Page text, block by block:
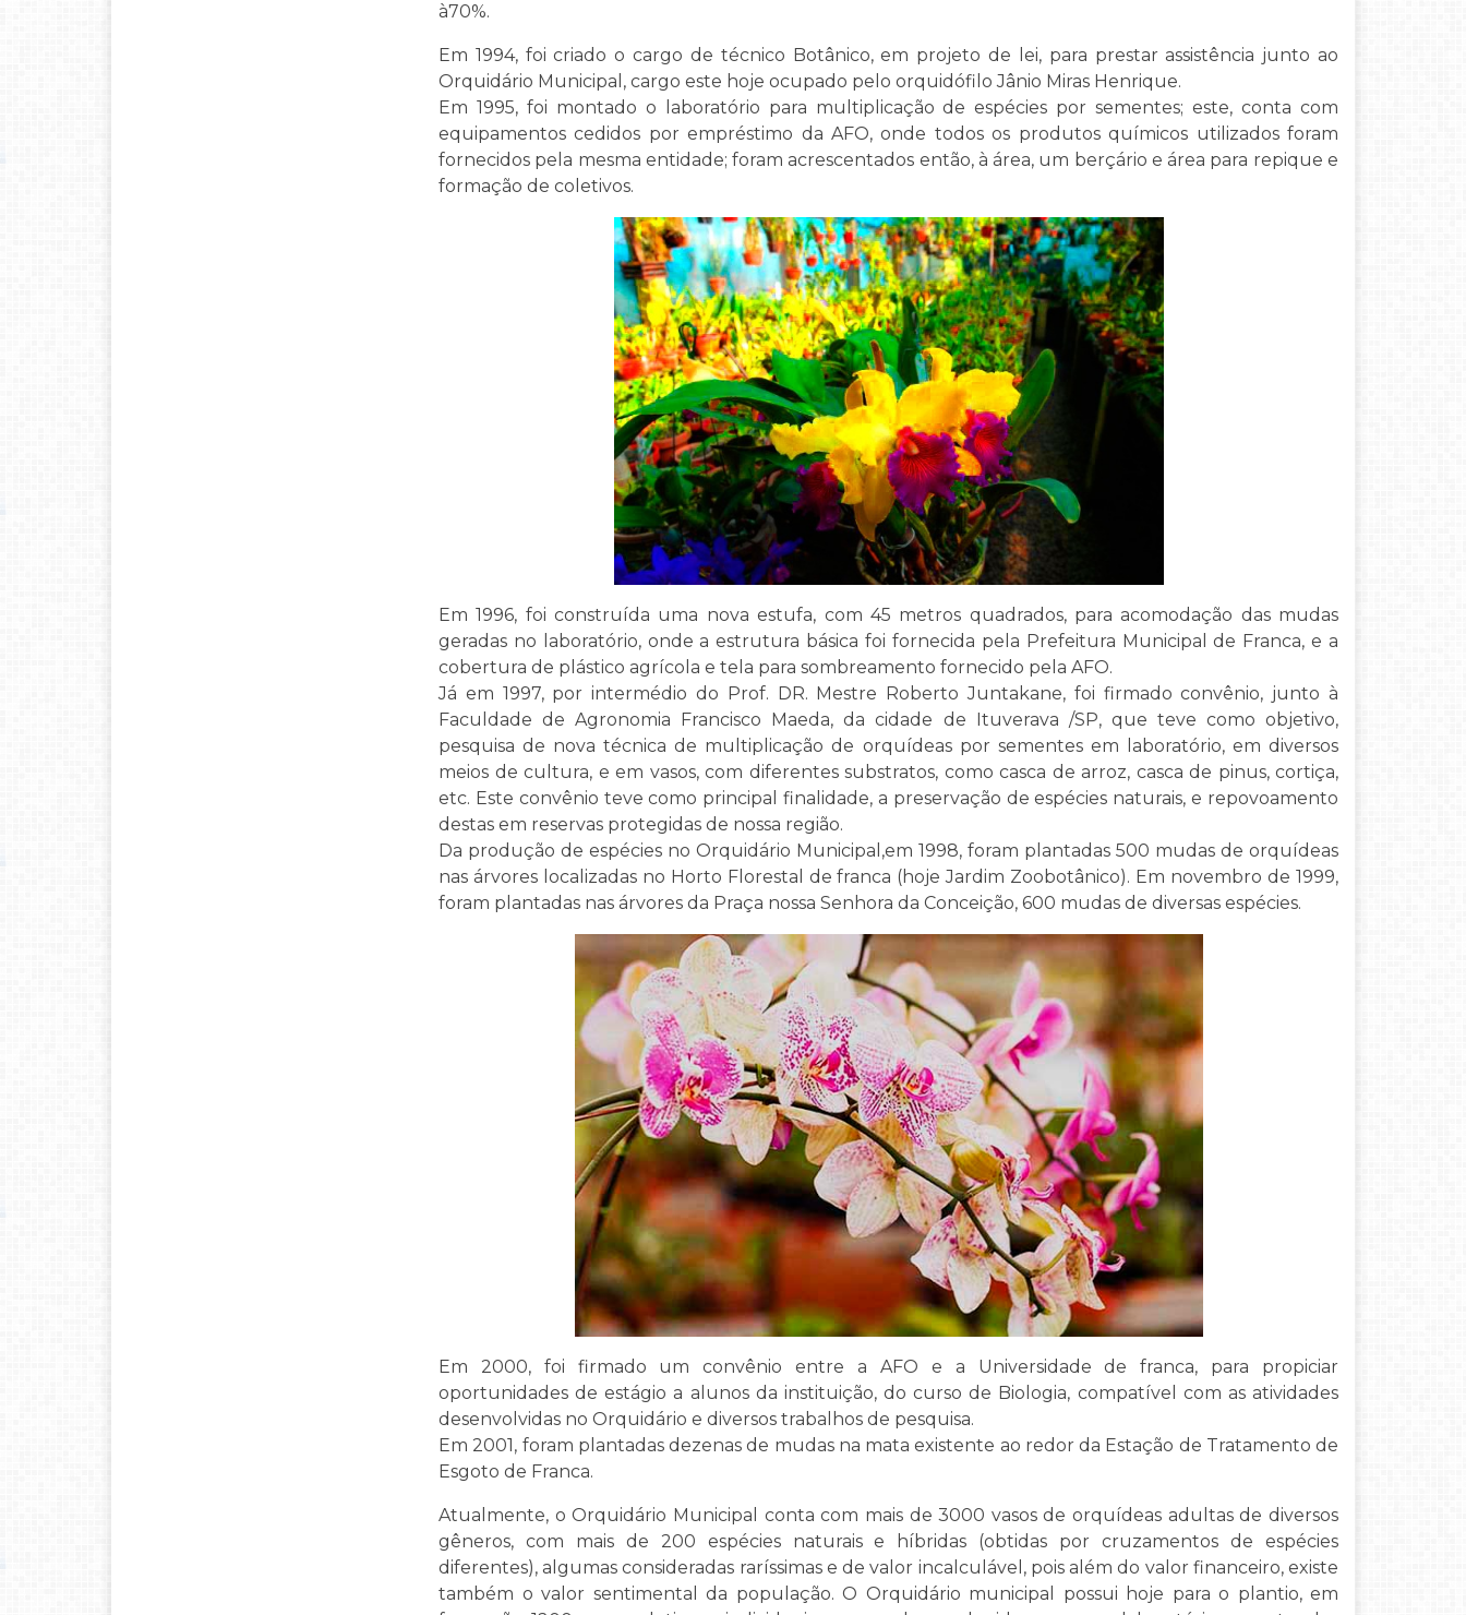
à70%.
Em 1994, foi criado o cargo de técnico Botânico, em projeto de lei, para prestar assistência junto ao
Orquidário Municipal, cargo este hoje ocupado pelo orquidófilo Jânio Miras Henrique.
Em 1995, foi montado o laboratório para multiplicação de espécies por sementes; este, conta com
equipamentos cedidos por empréstimo da AFO, onde todos os produtos químicos utilizados foram
fornecidos pela mesma entidade; foram acrescentados então, à área, um berçário e área para repique e
formação de coletivos.
Em 1996, foi construída uma nova estufa, com 45 metros quadrados, para acomodação das mudas
geradas no laboratório, onde a estrutura básica foi fornecida pela Prefeitura Municipal de Franca, e a
cobertura de plástico agrícola e tela para sombreamento fornecido pela AFO.
Já em 1997, por intermédio do Prof. DR. Mestre Roberto Juntakane, foi firmado convênio, junto à
Faculdade de Agronomia Francisco Maeda, da cidade de Ituverava /SP, que teve como objetivo,
pesquisa de nova técnica de multiplicação de orquídeas por sementes em laboratório, em diversos
meios de cultura, e em vasos, com diferentes substratos, como casca de arroz, casca de pinus, cortiça,
etc. Este convênio teve como principal finalidade, a preservação de espécies naturais, e repovoamento
destas em reservas protegidas de nossa região.
Da produção de espécies no Orquidário Municipal,em 1998, foram plantadas 500 mudas de orquídeas
nas árvores localizadas no Horto Florestal de franca (hoje Jardim Zoobotânico). Em novembro de 1999,
foram plantadas nas árvores da Praça nossa Senhora da Conceição, 600 mudas de diversas espécies.
Em 2000, foi firmado um convênio entre a AFO e a Universidade de franca, para propiciar
oportunidades de estágio a alunos da instituição, do curso de Biologia, compatível com as atividades
desenvolvidas no Orquidário e diversos trabalhos de pesquisa.
Em 2001, foram plantadas dezenas de mudas na mata existente ao redor da Estação de Tratamento de
Esgoto de Franca.
Atualmente, o Orquidário Municipal conta com mais de 3000 vasos de orquídeas adultas de diversos
gêneros, com mais de 200 espécies naturais e híbridas (obtidas por cruzamentos de espécies
diferentes), algumas consideradas raríssimas e de valor incalculável, pois além do valor financeiro, existe
também o valor sentimental da população. O Orquidário municipal possui hoje para o plantio, em